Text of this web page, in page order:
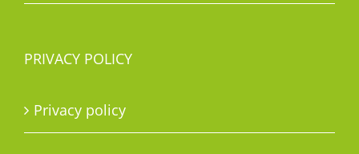
PRIVACY POLICY
Privacy policy